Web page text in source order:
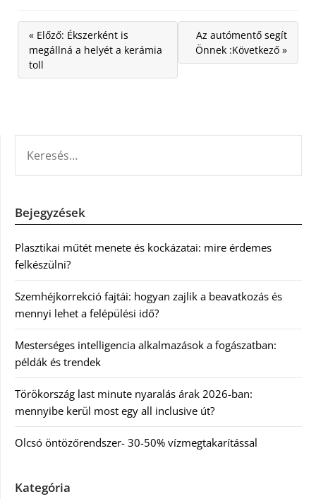
« Előző: Ékszerként is
megállná a helyét a kerámia
toll
Az autómentő segít
Önnek :Következő »
Bejegyzések
Plasztikai műtét menete és kockázatai: mire érdemes
felkészülni?
Szemhéjkorrekció fajtái: hogyan zajlik a beavatkozás és
mennyi lehet a felépülési idő?
Mesterséges intelligencia alkalmazások a fogászatban:
példák és trendek
Törökország last minute nyaralás árak 2026-ban:
mennyibe kerül most egy all inclusive út?
Olcsó öntözőrendszer- 30-50% vízmegtakarítással
Kategória